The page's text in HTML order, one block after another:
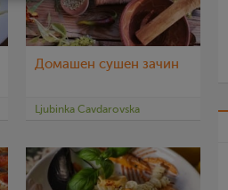
Домашен сушен зачин
Ljubinka Cavdarovska